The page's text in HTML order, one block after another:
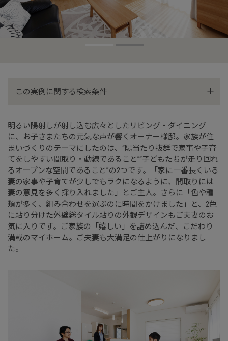
この実例に関する検索条件
通風・採光 屋上・バルコニー
2階建て
明るい陽射しが射し込む広々としたリビング・ダイニング
に、お子さまたちの元気な声が響くオーナー様邸。家族が住
まいづくりのテーマにしたのは、“陽当たり抜群で家事や子育
てをしやすい間取り・動線であること”“子どもたちが走り回れ
るオープンな空間であること”の2つです。「家に一番長くいる
妻の家事や子育てが少しでもラクになるように、間取りには
妻の意見を多く採り入れました」とご主人。さらに「色や種
類が多く、組み合わせを選ぶのに時間をかけました」と、2色
に貼り分けた外壁総タイル貼りの外観デザインもご夫妻のお
気に入りです。ご家族の「嬉しい」を詰め込んだ、こだわり
満載のマイホーム。ご夫妻も大満足の仕上がりになりまし
た。